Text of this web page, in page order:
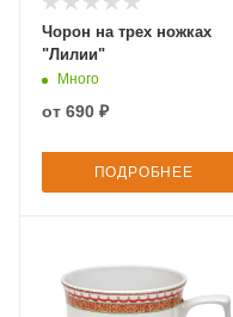
Чорон на трех ножках
"Лилии"
Много
от 690 ₽
ПОДРОБНЕЕ